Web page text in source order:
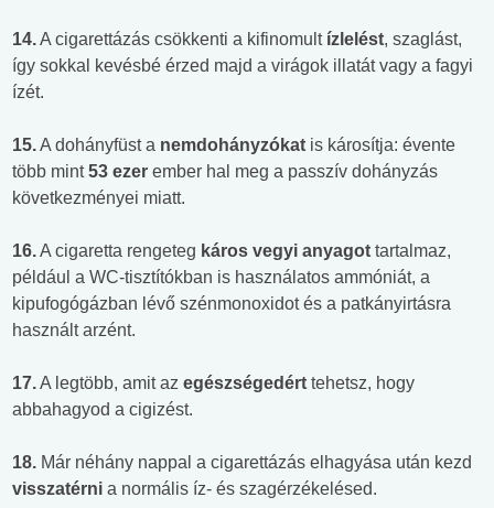
14.A cigarettázás csökkenti a kifinomult ízlelést, szaglást,
így sokkal kevésbé érzed majd a virágok illatát vagy a fagyi
ízét.
15.A dohányfüst a nemdohányzókat is károsítja: évente
több mint53 ezer ember hal meg a passzív dohányzás
következményei miatt.
16.A cigaretta rengeteg káros vegyi anyagot tartalmaz,
például a WC-tisztítókban is használatos ammóniát, a
kipufogógázban lévő szénmonoxidot és a patkányirtásra
használt arzént.
17.A legtöbb, amit az egészségedért tehetsz, hogy
abbahagyod a cigizést.
18. Már néhány nappal a cigarettázás elhagyása után kezd
visszatérni a normális íz- és szagérzékelésed.